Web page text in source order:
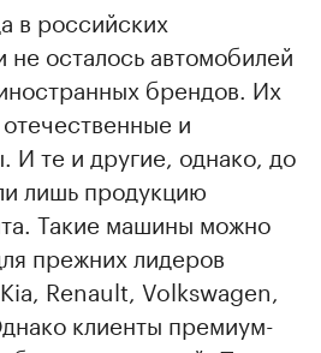
в российских
не осталось автомобилей
брендов. Их
и
И те и другие, однако, до
лишь продукцию
Такие машины можно
прежних лидеров
Renault, Volkswagen,
клиенты премиум-